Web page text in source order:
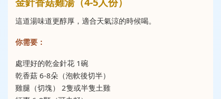
這道湯味道更醇厚，適合天氣涼的時候喝。
你需要：
處理好的乾金針花 1碗
乾香菇 6-8朵（泡軟後切半）
雞腿（切塊） 2隻或半隻土雞